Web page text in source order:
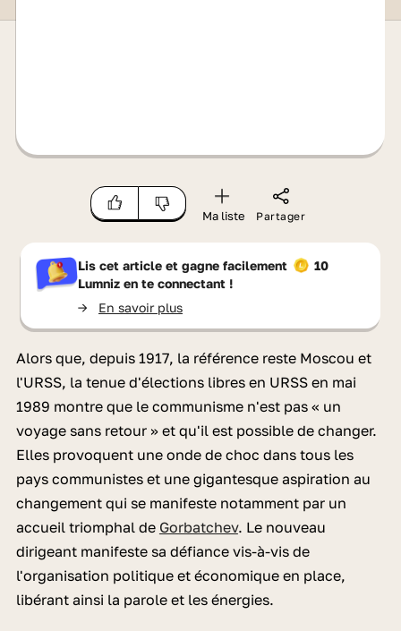
Ma liste Partager
Lis cet article et gagne facilement
10
Lumniz en te connectant !
-> En savoir plus
Alors que, depuis 1917, la référence reste Moscou et
l'URSS, la tenue d'élections libres en URSS en mai
1989 montre que le communisme n'est pas « un
voyage sans retour » et qu'il est possible de changer.
Elles provoquent une onde de choc dans tous les
pays communistes et une gigantesque aspiration au
changement qui se manifeste notamment par un
accueil triomphal de Gorbatchev. Le nouveau
dirigeant manifeste sa défiance vis-à-vis de
l'organisation politique et économique en place,
libérant ainsi la parole et les énergies.